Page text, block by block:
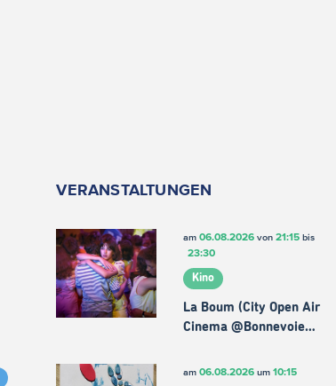
VERANSTALTUNGEN
am 06.08.2026von 21:15bis
23:30
Kino
La Boum (City Open Air
Cinema @Bonnevoie…
am 06.08.2026um 10:15